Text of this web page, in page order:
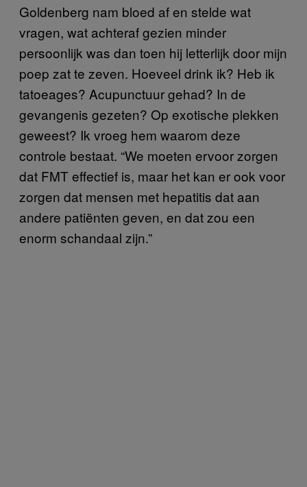
Goldenberg nam bloed af en stelde wat
vragen, wat achteraf gezien minder
persoonlijk was dan toen hij letterlijk door mijn
poep zat te zeven. Hoeveel drink ik? Heb ik
tatoeages? Acupunctuur gehad? In de
gevangenis gezeten? Op exotische plekken
geweest? Ik vroeg hem waarom deze
controle bestaat. “We moeten ervoor zorgen
dat FMT effectief is, maar het kan er ook voor
zorgen dat mensen met hepatitis dat aan
andere patiënten geven, en dat zou een
enorm schandaal zijn.”